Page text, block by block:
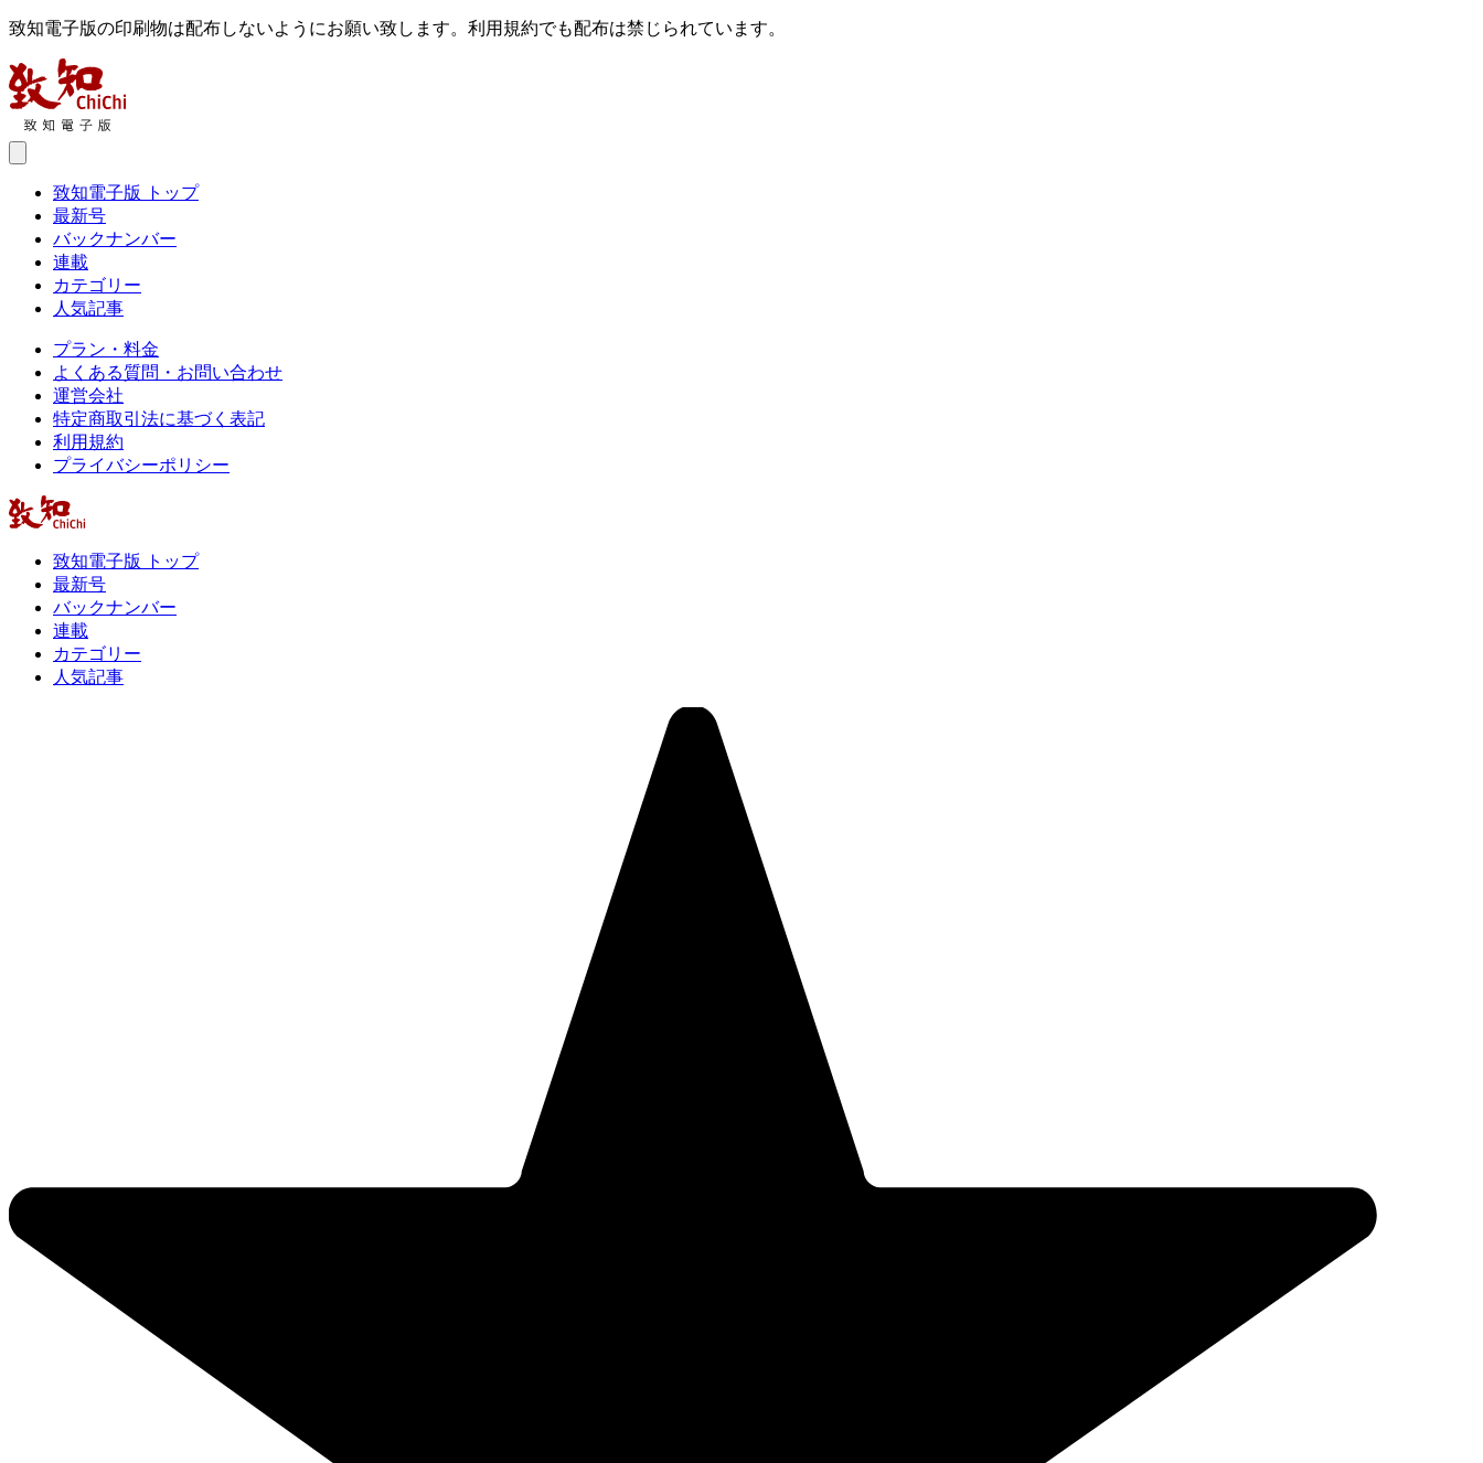
致知電子版の印刷物は配布しないようにお願い致します。利用規約でも配布は禁じられています。
致知電子版 トップ
最新号
バックナンバー
連載
カテゴリー
人気記事
プラン・料金
よくある質問・お問い合わせ
運営会社
特定商取引法に基づく表記
利用規約
プライバシーポリシー
致知電子版 トップ
最新号
バックナンバー
連載
カテゴリー
人気記事